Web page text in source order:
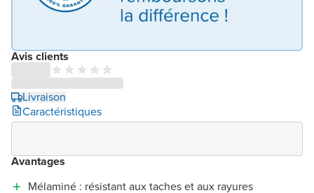
Avis clients
Livraison
Caractéristiques
Avantages
Mélaminé : résistant aux taches et aux rayures